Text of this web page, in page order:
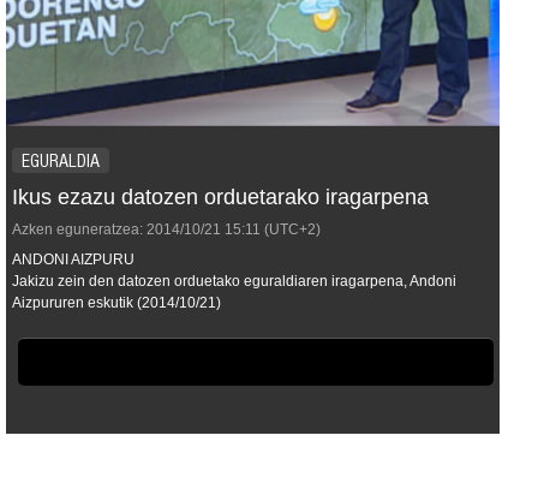
EGURALDIA
Ikus ezazu datozen orduetarako iragarpena
Azken eguneratzea: 2014/10/21 15:11 (UTC+2)
ANDONI AIZPURU
Jakizu zein den datozen orduetako eguraldiaren iragarpena, Andoni
Aizpururen eskutik (2014/10/21)